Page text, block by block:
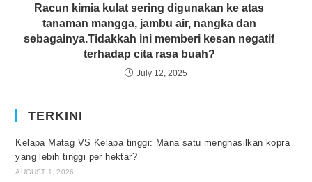
Racun kimia kulat sering digunakan ke atas
tanaman mangga, jambu air, nangka dan
sebagainya.Tidakkah ini memberi kesan negatif
terhadap cita rasa buah?
July 12, 2025
TERKINI
Kelapa Matag VS Kelapa tinggi: Mana satu menghasilkan kopra
yang lebih tinggi per hektar?
AUGUST 1, 2026